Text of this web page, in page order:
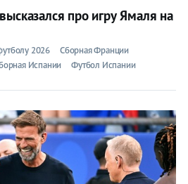
про игру Ямаля на
2026
Сборная Франции
Испании Футбол Испании